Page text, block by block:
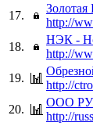
17.
http://
18.
НЭК -
http://
19.
http://
20.
ООО
http://